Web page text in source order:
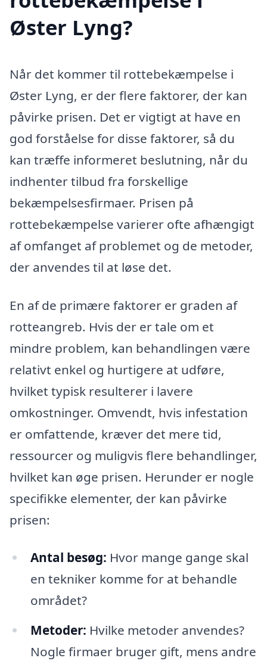
Øster Lyng?
Når det kommer til rottebekæmpelse i
Øster Lyng, er der flere faktorer, der kan
påvirke prisen. Det er vigtigt at have en
god forståelse for disse faktorer, så du
kan træffe informeret beslutning, når du
indhenter tilbud fra forskellige
bekæmpelsesfirmaer. Prisen på
rottebekæmpelse varierer ofte afhængigt
af omfanget af problemet og de metoder,
der anvendes til at løse det.
En af de primære faktorer er graden af
rotteangreb. Hvis der er tale om et
mindre problem, kan behandlingen være
relativt enkel og hurtigere at udføre,
hvilket typisk resulterer i lavere
omkostninger. Omvendt, hvis infestation
er omfattende, kræver det mere tid,
ressourcer og muligvis flere behandlinger,
hvilket kan øge prisen. Herunder er nogle
specifikke elementer, der kan påvirke
prisen:
Antal besøg: Hvor mange gange skal
en tekniker komme for at behandle
området?
Metoder: Hvilke metoder anvendes?
Nogle firmaer bruger gift, mens andre